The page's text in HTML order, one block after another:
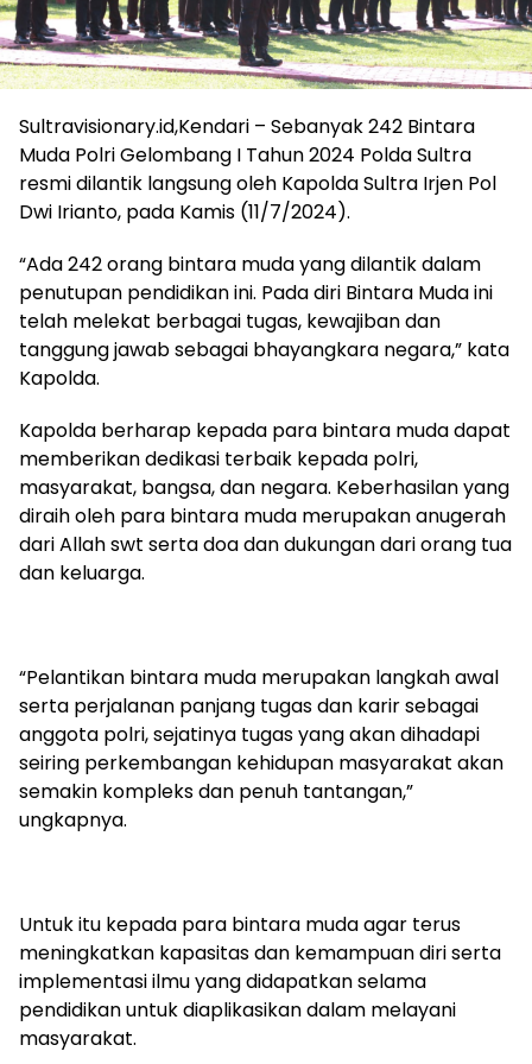
Sultravisionary.id,Kendari – Sebanyak 242 Bintara
Muda Polri Gelombang I Tahun 2024 Polda Sultra
resmi dilantik langsung oleh Kapolda Sultra Irjen Pol
Dwi Irianto, pada Kamis (11/7/2024).
“Ada 242 orang bintara muda yang dilantik dalam
penutupan pendidikan ini. Pada diri Bintara Muda ini
telah melekat berbagai tugas, kewajiban dan
tanggung jawab sebagai bhayangkara negara,” kata
Kapolda.
Kapolda berharap kepada para bintara muda dapat
memberikan dedikasi terbaik kepada polri,
masyarakat, bangsa, dan negara. Keberhasilan yang
diraih oleh para bintara muda merupakan anugerah
dari Allah swt serta doa dan dukungan dari orang tua
dan keluarga.
“Pelantikan bintara muda merupakan langkah awal
serta perjalanan panjang tugas dan karir sebagai
anggota polri, sejatinya tugas yang akan dihadapi
seiring perkembangan kehidupan masyarakat akan
semakin kompleks dan penuh tantangan,”
ungkapnya.
Untuk itu kepada para bintara muda agar terus
meningkatkan kapasitas dan kemampuan diri serta
implementasi ilmu yang didapatkan selama
pendidikan untuk diaplikasikan dalam melayani
masyarakat.